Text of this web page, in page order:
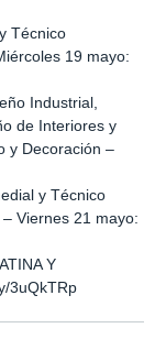
Técnico
19 mayo:
Industrial,
de Interiores y
y Decoración –
y Técnico
Viernes 21 mayo:
Y
3uQkTRp